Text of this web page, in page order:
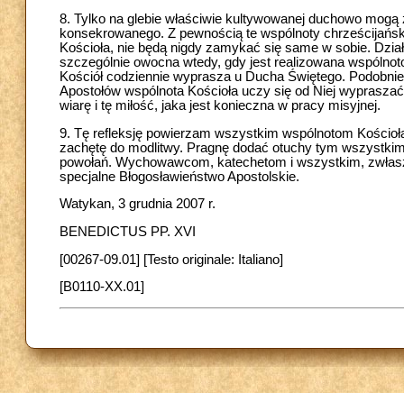
8. Tylko na glebie właściwie kultywowanej duchowo
konsekrowanego. Z pewnością te wspólnoty
Kościoła, nie będą nigdy zamykać się same w sobie.
szczególnie owocna wtedy, gdy jest realizowana
Kościół codziennie wyprasza u Ducha Świętego.
Apostołów wspólnota Kościoła uczy się od Niej
wiarę i tę miłość, jaka jest konieczna w pracy misyjnej.
9. Tę refleksję powierzam wszystkim wspólnotom
zachętę do modlitwy. Pragnę dodać otuchy tym
powołań. Wychowawcom, katechetom i wszystkim,
specjalne Błogosławieństwo Apostolskie.
Watykan, 3 grudnia 2007 r.
BENEDICTUS PP. XVI
[00267-09.01] [Testo originale: Italiano]
[B0110-XX.01]